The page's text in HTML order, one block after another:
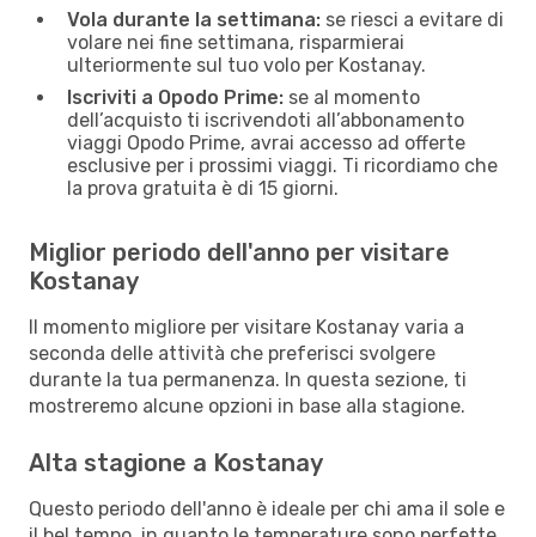
Vola durante la settimana: se riesci a evitare di
volare nei fine settimana, risparmierai
ulteriormente sul tuo volo per Kostanay.
Iscriviti a Opodo Prime: se al momento
dell’acquisto ti iscrivendoti all’abbonamento
viaggi Opodo Prime, avrai accesso ad offerte
esclusive per i prossimi viaggi. Ti ricordiamo che
la prova gratuita è di 15 giorni.
Miglior periodo dell'anno per visitare
Kostanay
Il momento migliore per visitare Kostanay varia a
seconda delle attività che preferisci svolgere
durante la tua permanenza. In questa sezione, ti
mostreremo alcune opzioni in base alla stagione.
Alta stagione a Kostanay
Questo periodo dell'anno è ideale per chi ama il sole e